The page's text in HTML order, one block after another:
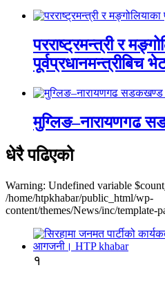
परराष्ट्रमन्त्री र
पूर्वप्रधानमन्त्रीबिच
मुग्लिङ–नारायणगढ
धेरै पढिएको
Warning: Undefined variable
/home/htpkhabar/public_html/wp-
content/themes/News/inc/template-
१